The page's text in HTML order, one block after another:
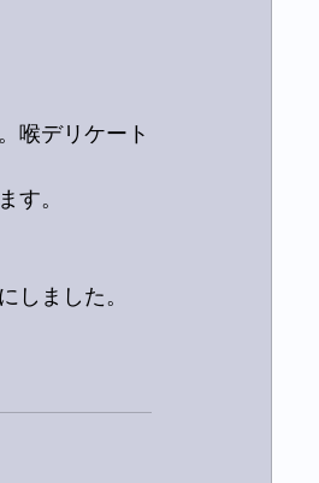
喉デリケート
す。
しました。